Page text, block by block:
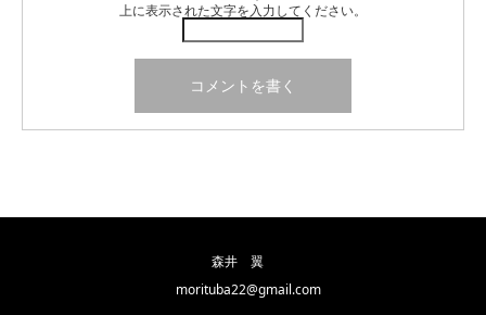
上に表示された文字を入力してください。
森井 翼
morituba22@gmail.com